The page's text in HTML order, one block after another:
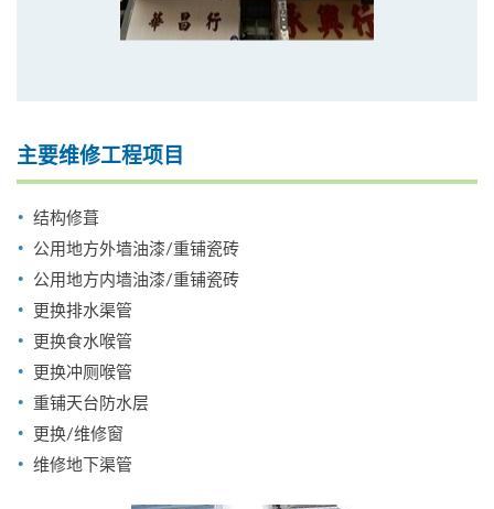
主要维修工程项目
结构修葺
公用地方外墙油漆/重铺瓷砖
公用地方内墙油漆/重铺瓷砖
更换排水渠管
更换食水喉管
更换冲厕喉管
重铺天台防水层
更换/维修窗
维修地下渠管